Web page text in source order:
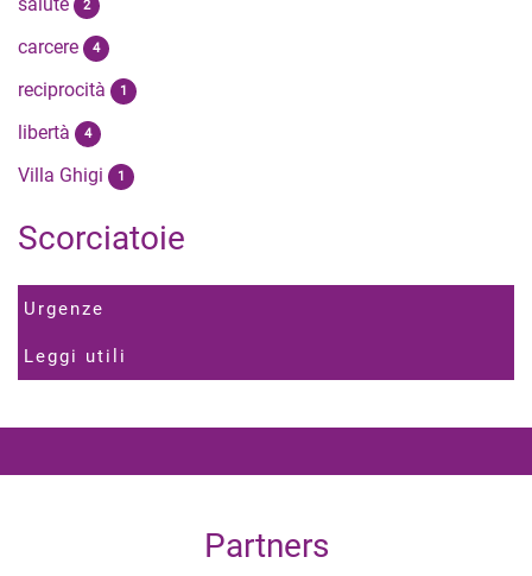
2
carcere 4
reciprocità 1
libertà 4
Villa Ghigi 1
Scorciatoie
Urgenze
Leggi utili
Partners